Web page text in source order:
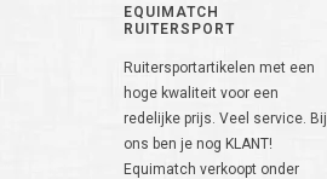
EQUIMATCH
RUITERSPORT
Ruitersportartikelen met een
hoge kwaliteit voor een
redelijke prijs. Veel service. Bij
ons ben je nog KLANT!
Equimatch verkoopt onder